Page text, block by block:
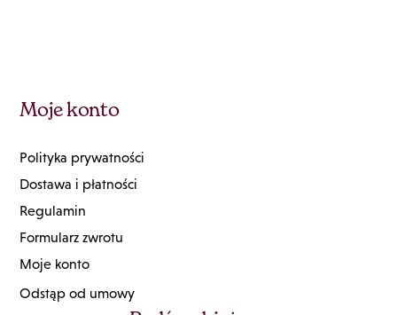
Moje konto
Polityka prywatności
Dostawa i płatności
Regulamin
Formularz zwrotu
Moje konto
Odstąp od umowy